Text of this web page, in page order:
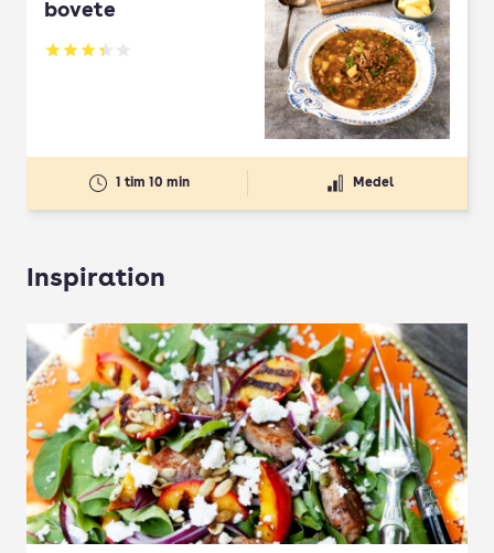
bovete
Betyg: 3.33 av 5
1 tim 10 min Medel
Inspiration